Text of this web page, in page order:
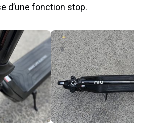
d’une fonction stop.